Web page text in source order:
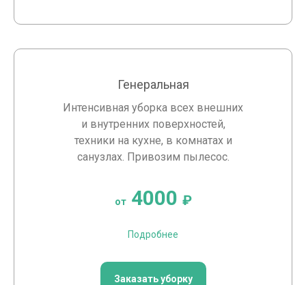
Генеральная
Интенсивная уборка всех внешних
и внутренних поверхностей,
техники на кухне, в комнатах и
санузлах. Привозим пылесос.
от4000 ₽
Подробнее
Заказать уборку